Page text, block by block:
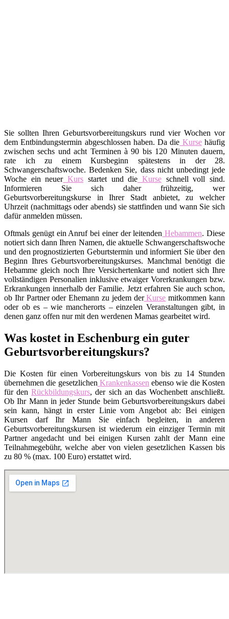
Sie sollten Ihren Geburtsvorbereitungskurs rund vier Wochen vor
dem Entbindungstermin abgeschlossen haben. Da die Kursehäufig
zwischen sechs und acht Terminen à 90 bis 120 Minuten dauern,
rate ich zu einem Kursbeginn spätestens in der 28.
Schwangerschaftswoche. Bedenken Sie, dass nicht unbedingt jede
Woche ein neuerKurs startet und die Kurseschnell voll sind.
Informieren Sie sich daher frühzeitig, wer
Geburtsvorbereitungskurse in Ihrer Stadt anbietet, zu welcher
Uhrzeit (nachmittags oder abends) sie stattfinden und wann Sie sich
dafür anmelden müssen.
Oftmals genügt ein Anruf bei einer der leitenden Hebammen. Diese
notiert sich dann Ihren Namen, die aktuelle Schwangerschaftswoche
und den prognostizierten Geburtstermin und informiert Sie über den
Beginn Ihres Geburtsvorbereitungskurses. Manchmal benötigt die
Hebamme gleich noch Ihre Versichertenkarte und notiert sich Ihre
vollständigen Personalien inklusive etwaiger Vorerkrankungen bzw.
Erkrankungen innerhalb der Familie. Jetzt erfahren Sie auch schon,
ob Ihr Partner oder Ehemann zu jedem derKurse mitkommen kann
oder ob es – wie mancherorts – einzelen Veranstaltungen gibt, in
denen ganz offen nur mit den werdenen Mamas gearbeitet wird.
Was kostet in Eschenburg ein guter
Geburtsvorbereitungskurs?
Die Kosten für einen Vorbereitungskurs von bis zu 14 Stunden
übernehmen die gesetzlichen Krankenkassen ebenso wie die Kosten
für denRückbildungskurs, der sich an das Wochenbett anschließt.
Ob Ihr Mann in jeder Stunde beim Geburtsvorbereitungskurs dabei
sein kann, hängt in erster Linie vom Angebot ab: Bei einigen
Kursen darf Ihr Mann Sie einfach begleiten, in anderen
Geburtsvorbereitungskursen ist wiederum ein einziger Termin mit
Partner angedacht und bei einigen Kursen zahlt der Mann eine
Teilnahmegebühr, welche aber von vielen gesetzlichen Kassen bis
zu 80 % (max. 100 Euro) erstattet wird.